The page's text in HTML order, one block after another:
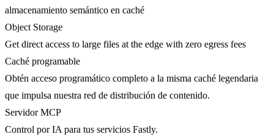
almacenamiento semántico en caché
Object Storage
Get direct access to large files at the edge with zero egress fees
Caché programable
Obtén acceso programático completo a la misma caché legendaria
que impulsa nuestra red de distribución de contenido.
Servidor MCP
Control por IA para tus servicios Fastly.